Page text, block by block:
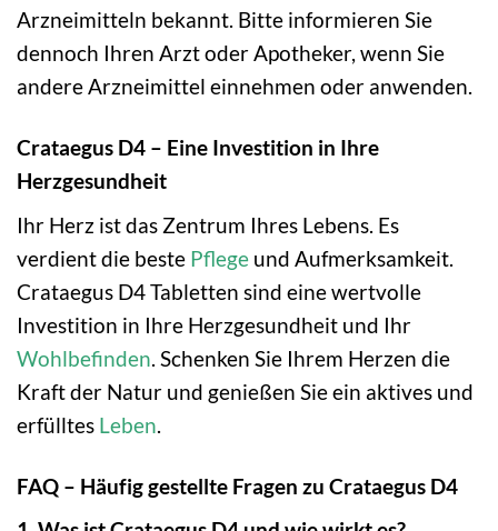
Arzneimitteln bekannt. Bitte informieren Sie
dennoch Ihren Arzt oder Apotheker, wenn Sie
andere Arzneimittel einnehmen oder anwenden.
Crataegus D4 – Eine Investition in Ihre
Herzgesundheit
Ihr Herz ist das Zentrum Ihres Lebens. Es
verdient die beste Pflege und Aufmerksamkeit.
Crataegus D4 Tabletten sind eine wertvolle
Investition in Ihre Herzgesundheit und Ihr
Wohlbefinden . Schenken Sie Ihrem Herzen die
Kraft der Natur und genießen Sie ein aktives und
erfülltes Leben
FAQ – Häufig gestellte Fragen zu Crataegus D4